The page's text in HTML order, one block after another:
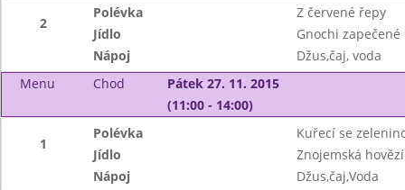
2
Polévka
Z červené řepy
Jídlo
Gnochi
Nápoj
Džus,čaj, voda
Menu
Chod
Pátek 27. 11. 2015
(11:00 - 14:00)
1
Polévka
Kuřecí se
Jídlo
Znojemská
Nápoj
Džus,čaj,Voda